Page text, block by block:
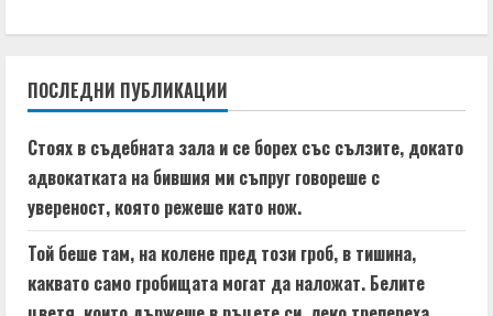
u
e
R
e
a
ПОСЛЕДНИ ПУБЛИКАЦИИ
Стоях в съдебната зала и се борех със сълзите, докато
адвокатката на бившия ми съпруг говореше с
увереност, която режеше като нож.
Той беше там, на колене пред този гроб, в тишина,
каквато само гробищата могат да наложат. Белите